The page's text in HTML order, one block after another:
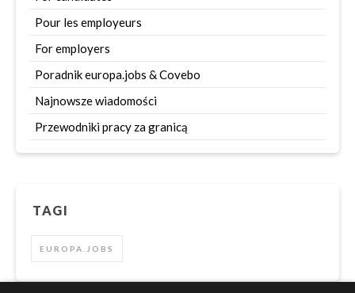
Pour les employeurs
For employers
Poradnik europa.jobs & Covebo
Najnowsze wiadomości
Przewodniki pracy za granicą
TAGI
EUROPA.JOBS